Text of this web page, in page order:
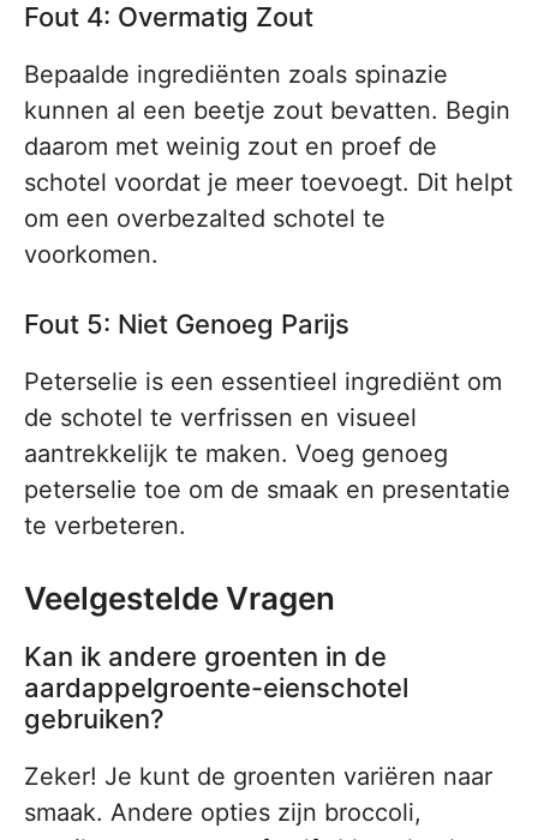
Fout 4: Overmatig Zout
Bepaalde ingrediënten zoals spinazie
kunnen al een beetje zout bevatten. Begin
daarom met weinig zout en proef de
schotel voordat je meer toevoegt. Dit helpt
om een overbezalted schotel te
voorkomen.
Fout 5: Niet Genoeg Parijs
Peterselie is een essentieel ingrediënt om
de schotel te verfrissen en visueel
aantrekkelijk te maken. Voeg genoeg
peterselie toe om de smaak en presentatie
te verbeteren.
Veelgestelde Vragen
Kan ik andere groenten in de
aardappelgroente-eienschotel
gebruiken?
Zeker! Je kunt de groenten variëren naar
smaak. Andere opties zijn broccoli,